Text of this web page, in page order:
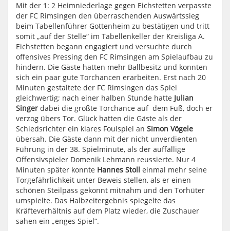
Mit der 1: 2 Heimniederlage gegen Eichstetten verpasste
der FC Rimsingen den überraschenden Auswärtssieg
beim Tabellenführer Gottenheim zu bestätigen und tritt
somit „auf der Stelle“ im Tabellenkeller der Kreisliga A.
Eichstetten begann engagiert und versuchte durch
offensives Pressing den FC Rimsingen am Spielaufbau zu
hindern. Die Gäste hatten mehr Ballbesitz und konnten
sich ein paar gute Torchancen erarbeiten. Erst nach 20
Minuten gestaltete der FC Rimsingen das Spiel
gleichwertig; nach einer halben Stunde hatte Julian
Singer dabei die größte Torchance auf dem Fuß, doch er
verzog übers Tor. Glück hatten die Gäste als der
Schiedsrichter ein klares Foulspiel an Simon Vögele
übersah. Die Gäste dann mit der nicht unverdienten
Führung in der 38. Spielminute, als der auffällige
Offensivspieler Domenik Lehmann reussierte. Nur 4
Minuten später konnte Hannes Stoll einmal mehr seine
Torgefährlichkeit unter Beweis stellen, als er einen
schönen Steilpass gekonnt mitnahm und den Torhüter
umspielte. Das Halbzeitergebnis spiegelte das
Kräfteverhältnis auf dem Platz wieder, die Zuschauer
sahen ein „enges Spiel“.